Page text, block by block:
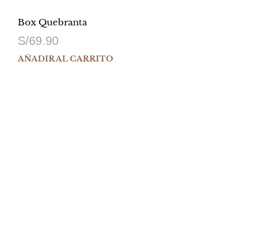
Box Quebranta
S/69.90
AÑADIR AL CARRITO